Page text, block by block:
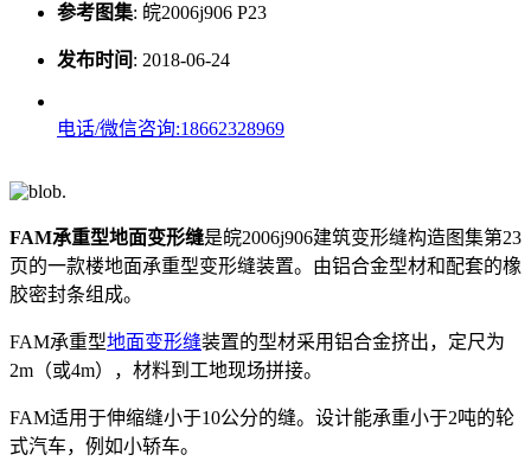
参考图集: 皖2006j906 P23
发布时间 : 2018-06-24
电话/微信咨询:18662328969
FAM承重型地面变形缝是皖2006j906建筑变形缝构造图集第23
页的一款楼地面承重型变形缝装置。由铝合金型材和配套的橡
胶密封条组成。
FAM承重型地面变形缝装置的型材采用铝合金挤出，定尺为
2m（或4m），材料到工地现场拼接。
FAM适用于伸缩缝小于10公分的缝。设计能承重小于2吨的轮
式汽车，例如小轿车。